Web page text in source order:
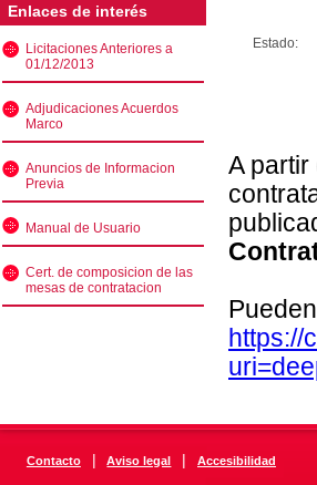
Enlaces de interés
Licitaciones Anteriores a
01/12/2013
Adjudicaciones Acuerdos
Marco
Anuncios de Informacion
Previa
Manual de Usuario
Cert. de composicion de las
mesas de contratacion
Estado:
A
https://
Contacto | Aviso legal | Accesibilidad